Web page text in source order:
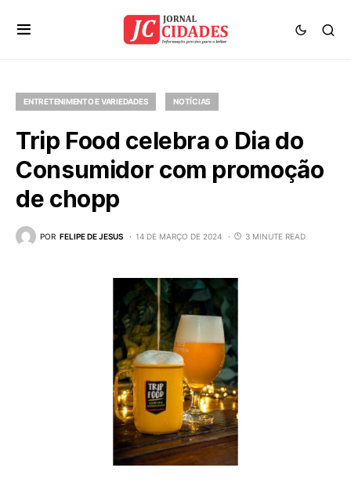
ENTRETENIMENTO E VARIEDADES NOTÍCIAS
Trip Food celebra o Dia do
Consumidor com promoção
de chopp
POR FELIPE DE JESUS 14 DE MARÇO DE 2024 3 MINUTE READ